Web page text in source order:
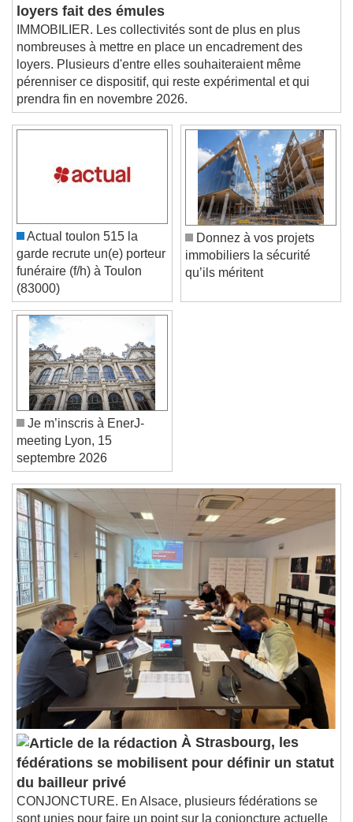
subtitles off, selected
Audio Track
Picture-in-Picture
Fullscreen
This is a modal window.
Beginning of dialog window. Escape will cancel
and close the window.
Color
Color
Caption Area Background
Font Size
Text Edge Style
Font Family
Reset
Done
Close Modal Dialog
End of dialog window.
loyers fait des émules
IMMOBILIER. Les collectivités sont de plus en plus
nombreuses à mettre en place un encadrement des
loyers. Plusieurs d'entre elles souhaiteraient même
pérenniser ce dispositif, qui reste expérimental et qui
prendra fin en novembre 2026.
Actual toulon 515 la
garde recrute un(e) porteur
funéraire (f/h) à Toulon
(83000)
Donnez à vos projets
immobiliers la sécurité
Je m’inscris à EnerJ-
meeting Lyon, 15
septembre 2026
À Strasbourg, les
fédérations se mobilisent pour définir un statut
du bailleur privé
CONJONCTURE. En Alsace, plusieurs fédérations se